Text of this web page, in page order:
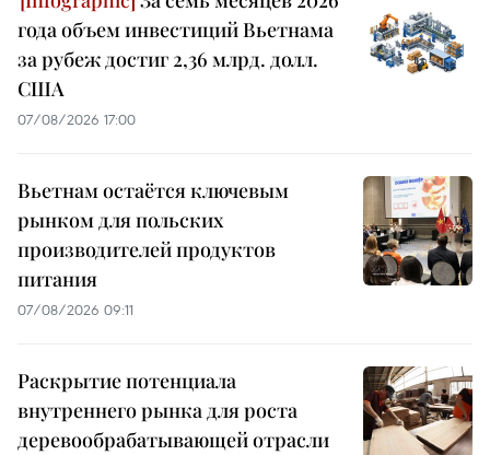
года объем инвестиций Вьетнама
за рубеж достиг 2,36 млрд. долл.
США
07/08/2026 17:00
Вьетнам остаётся ключевым
рынком для польских
производителей продуктов
питания
07/08/2026 09:11
Раскрытие потенциала
внутреннего рынка для роста
деревообрабатывающей отрасли